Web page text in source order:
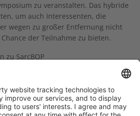
zu veranstalten. Das hybride
um auch Interessenten, die
wegen zu großer Entfernung nicht
der Teilnahme zu bieten.
zu SarcBOP